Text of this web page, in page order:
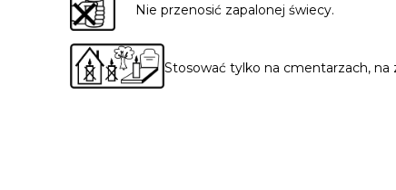
Nie przenosić zapalonej świecy.
Stosować tylko na cmentarzach, na